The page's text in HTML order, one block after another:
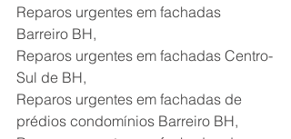
Reparos urgentes em fachadas
Barreiro BH,
Reparos urgentes em fachadas Centro-
Sul de BH,
Reparos urgentes em fachadas de
prédios condomínios Barreiro BH,